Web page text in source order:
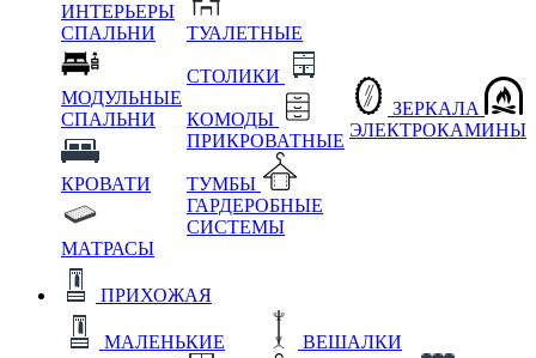
ИНТЕРЬЕРЫ
СПАЛЬНИ
МОДУЛЬНЫЕ
СПАЛЬНИ
КРОВАТИ
МАТРАСЫ
ТУАЛЕТНЫЕ
СТОЛИКИ
КОМОДЫ
ПРИКРОВАТНЫЕ
ТУМБЫ
ГАРДЕРОБНЫЕ
СИСТЕМЫ
ЗЕРКАЛА
ЭЛЕКТРОКАМИНЫ
ПРИХОЖАЯ
МАЛЕНЬКИЕ ВЕШАЛКИ